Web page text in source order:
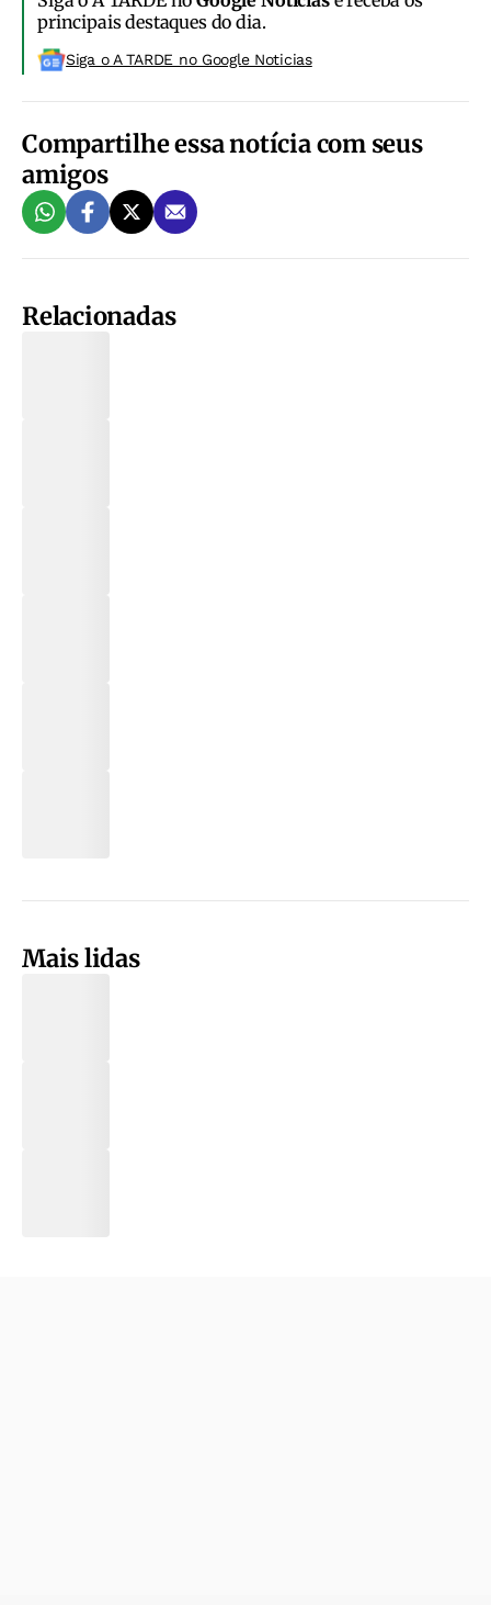
principais destaques do dia.
Siga o A TARDE no Google Noticias
Compartilhe essa notícia com seus
amigos
Relacionadas
Mais lidas